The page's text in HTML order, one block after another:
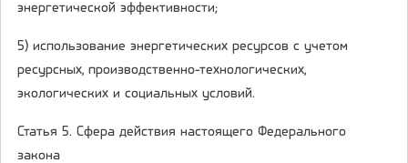
энергетической эффективности;
5) использование энергетических ресурсов с учетом
ресурсных, производственно-технологических,
экологических и социальных условий.
Статья 5. Сфера действия настоящего Федерального
закона